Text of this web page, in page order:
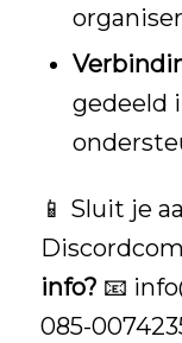
gedeeld
📱 Sluit je
info? 📧
085-